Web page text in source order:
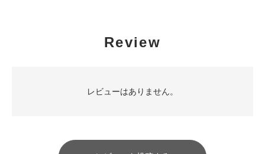
Review
レビューはありません。